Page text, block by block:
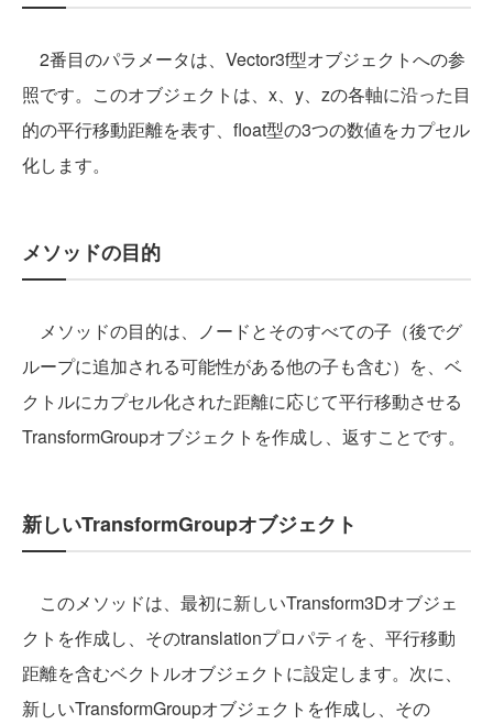
2番目のパラメータは、Vector3f型オブジェクトへの参
照です。このオブジェクトは、x、y、zの各軸に沿った目
的の平行移動距離を表す、float型の3つの数値をカプセル
化します。
メソッドの目的
メソッドの目的は、ノードとそのすべての子（後でグ
ループに追加される可能性がある他の子も含む）を、ベ
クトルにカプセル化された距離に応じて平行移動させる
TransformGroupオブジェクトを作成し、返すことです。
新しいTransformGroupオブジェクト
このメソッドは、最初に新しいTransform3Dオブジェ
クトを作成し、そのtranslationプロパティを、平行移動
距離を含むベクトルオブジェクトに設定します。次に、
新しいTransformGroupオブジェクトを作成し、その